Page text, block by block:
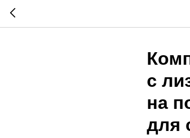
с
на
для